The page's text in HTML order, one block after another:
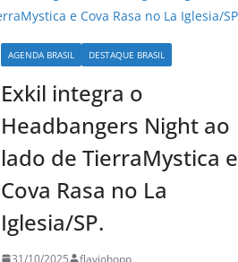
AGENDA BRASIL DESTAQUE BRASIL
Exkil integra o
Headbangers Night ao
lado de TierraMystica e
Cova Rasa no La
Iglesia/SP.
31/10/2025 flaviohopp